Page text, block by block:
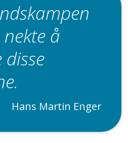
å
disse
Hans Martin Enger